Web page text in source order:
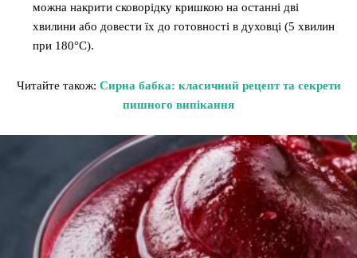
можна накрити сковорідку кришкою на останні дві
хвилини або довести їх до готовності в духовці (5 хвилин
при 180°C).
Читайте також: Сирна бабка: класичний рецепт та секрети
пишного випікання